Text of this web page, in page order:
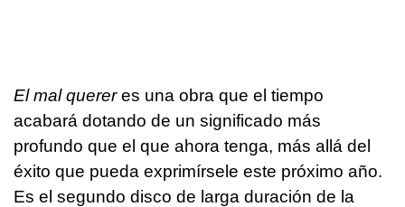
El mal quereres una obra que el tiempo
acabará dotando de un significado más
profundo que el que ahora tenga, más allá del
éxito que pueda exprimírsele este próximo año.
Es el segundo disco de larga duración de la